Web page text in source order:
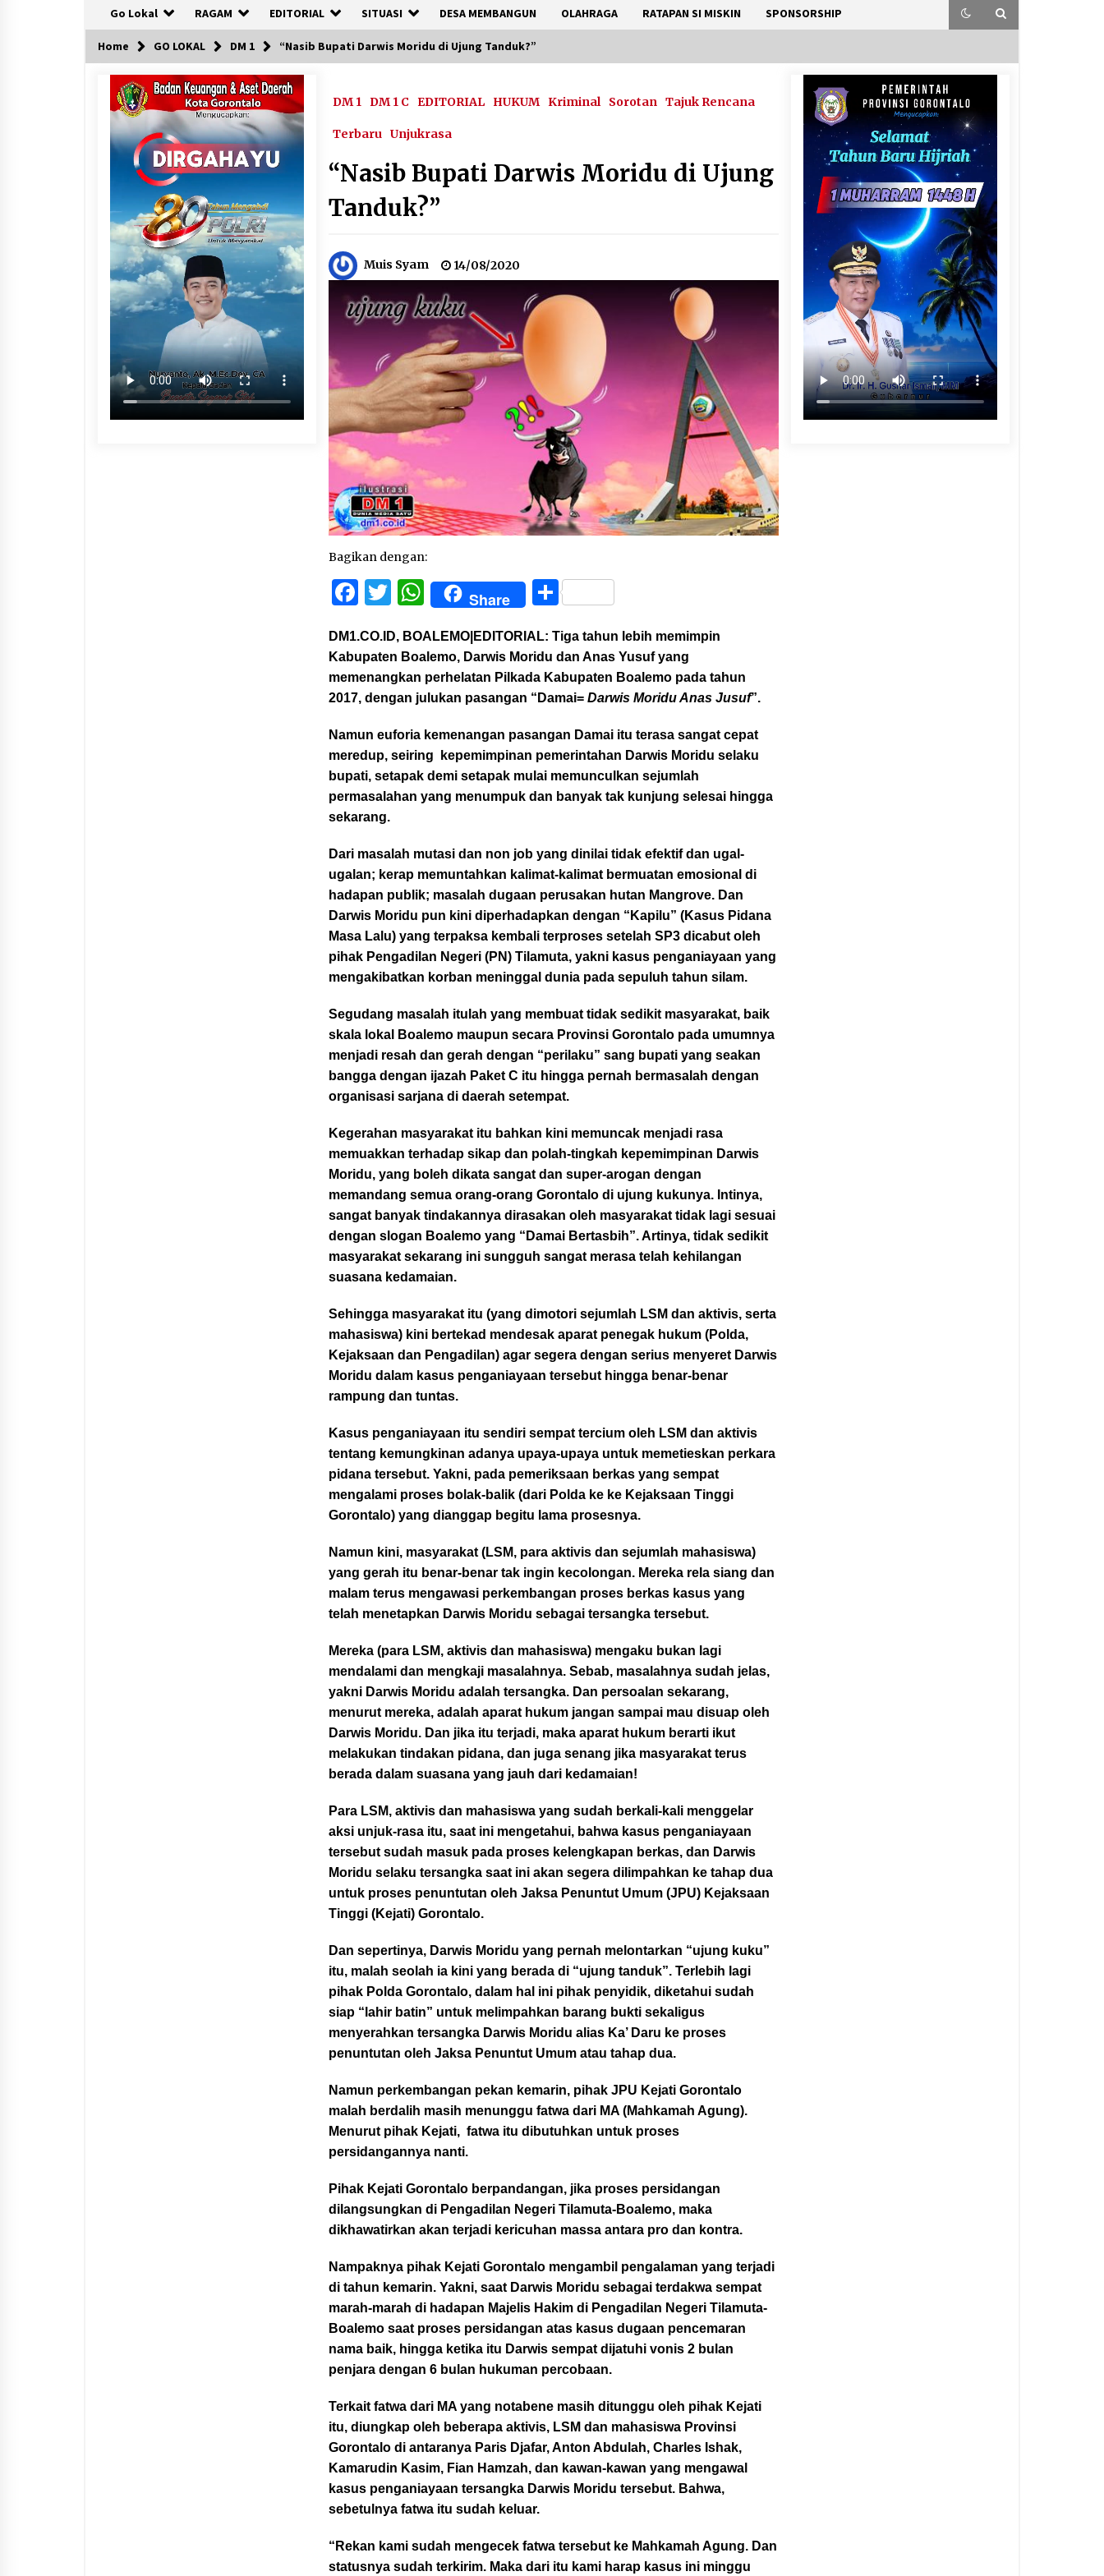
Go Lokal RAGAM EDITORIAL SITUASI DESA MEMBANGUN OLAHRAGA RATAPAN SI MISKIN SPONSORSHIP
Home GO LOKAL DM 1 “Nasib Bupati Darwis Moridu di Ujung Tanduk?”
DM 1 DM 1 C EDITORIAL HUKUM Kriminal Sorotan Tajuk Rencana
Terbaru Unjukrasa
“Nasib Bupati Darwis Moridu di Ujung
Tanduk?”
Muis Syam 14/08/2020
Bagikan dengan:
Facebook
Twitter
WhatsApp
Share Share
DM1.CO.ID, BOALEMO|EDITORIAL:Tiga tahun lebih memimpin
Kabupaten Boalemo, Darwis Moridu dan Anas Yusuf yang
memenangkan perhelatan Pilkada Kabupaten Boalemo pada tahun
2017, dengan julukan pasangan “Damai=Darwis Moridu Anas Jusuf”.
Namun euforia kemenangan pasangan Damai itu terasa sangat cepat
meredup, seiring kepemimpinan pemerintahan Darwis Moridu selaku
bupati, setapak demi setapak mulai memunculkan sejumlah
permasalahan yang menumpuk dan banyak tak kunjung selesai hingga
sekarang.
Dari masalah mutasi dan non job yang dinilai tidak efektif dan ugal-
ugalan; kerap memuntahkan kalimat-kalimat bermuatan emosional di
hadapan publik; masalah dugaan perusakan hutan Mangrove. Dan
Darwis Moridu pun kini diperhadapkan dengan “Kapilu” (Kasus Pidana
Masa Lalu) yang terpaksa kembali terproses setelah SP3 dicabut oleh
pihak Pengadilan Negeri (PN) Tilamuta, yakni kasus penganiayaan yang
mengakibatkan korban meninggal dunia pada sepuluh tahun silam.
Segudang masalah itulah yang membuat tidak sedikit masyarakat, baik
skala lokal Boalemo maupun secara Provinsi Gorontalo pada umumnya
menjadi resah dan gerah dengan “perilaku” sang bupati yang seakan
bangga dengan ijazah Paket C itu hingga pernah bermasalah dengan
organisasi sarjana di daerah setempat.
Kegerahan masyarakat itu bahkan kini memuncak menjadi rasa
memuakkan terhadap sikap dan polah-tingkah kepemimpinan Darwis
Moridu, yang boleh dikata sangat dan super-arogan dengan
memandang semua orang-orang Gorontalo di ujung kukunya. Intinya,
sangat banyak tindakannya dirasakan oleh masyarakat tidak lagi sesuai
dengan slogan Boalemo yang “Damai Bertasbih”. Artinya, tidak sedikit
masyarakat sekarang ini sungguh sangat merasa telah kehilangan
suasana kedamaian.
Sehingga masyarakat itu (yang dimotori sejumlah LSM dan aktivis, serta
mahasiswa) kini bertekad mendesak aparat penegak hukum (Polda,
Kejaksaan dan Pengadilan) agar segera dengan serius menyeret Darwis
Moridu dalam kasus penganiayaan tersebut hingga benar-benar
rampung dan tuntas.
Kasus penganiayaan itu sendiri sempat tercium oleh LSM dan aktivis
tentang kemungkinan adanya upaya-upaya untuk memetieskan perkara
pidana tersebut. Yakni, pada pemeriksaan berkas yang sempat
mengalami proses bolak-balik (dari Polda ke ke Kejaksaan Tinggi
Gorontalo) yang dianggap begitu lama prosesnya.
Namun kini, masyarakat (LSM, para aktivis dan sejumlah mahasiswa)
yang gerah itu benar-benar tak ingin kecolongan. Mereka rela siang dan
malam terus mengawasi perkembangan proses berkas kasus yang
telah menetapkan Darwis Moridu sebagai tersangka tersebut.
Mereka (para LSM, aktivis dan mahasiswa) mengaku bukan lagi
mendalami dan mengkaji masalahnya. Sebab, masalahnya sudah jelas,
yakni Darwis Moridu adalah tersangka. Dan persoalan sekarang,
menurut mereka, adalah aparat hukum jangan sampai mau disuap oleh
Darwis Moridu. Dan jika itu terjadi, maka aparat hukum berarti ikut
melakukan tindakan pidana, dan juga senang jika masyarakat terus
berada dalam suasana yang jauh dari kedamaian!
Para LSM, aktivis dan mahasiswa yang sudah berkali-kali menggelar
aksi unjuk-rasa itu, saat ini mengetahui, bahwa kasus penganiayaan
tersebut sudah masuk pada proses kelengkapan berkas, dan Darwis
Moridu selaku tersangka saat ini akan segera dilimpahkan ke tahap dua
untuk proses penuntutan oleh Jaksa Penuntut Umum (JPU) Kejaksaan
Tinggi (Kejati) Gorontalo.
Dan sepertinya, Darwis Moridu yang pernah melontarkan “ujung kuku”
itu, malah seolah ia kini yang berada di “ujung tanduk”. Terlebih lagi
pihak Polda Gorontalo, dalam hal ini pihak penyidik, diketahui sudah
siap “lahir batin” untuk melimpahkan barang bukti sekaligus
menyerahkan tersangka Darwis Moridu alias Ka’ Daru ke proses
penuntutan oleh Jaksa Penuntut Umum atau tahap dua.
Namun perkembangan pekan kemarin, pihak JPU Kejati Gorontalo
malah berdalih masih menunggu fatwa dari MA (Mahkamah Agung).
Menurut pihak Kejati, fatwa itu dibutuhkan untuk proses
persidangannya nanti.
Pihak Kejati Gorontalo berpandangan, jika proses persidangan
dilangsungkan di Pengadilan Negeri Tilamuta-Boalemo, maka
dikhawatirkan akan terjadi kericuhan massa antara pro dan kontra.
Nampaknya pihak Kejati Gorontalo mengambil pengalaman yang terjadi
di tahun kemarin. Yakni, saat Darwis Moridu sebagai terdakwa sempat
marah-marah di hadapan Majelis Hakim di Pengadilan Negeri Tilamuta-
Boalemo saat proses persidangan atas kasus dugaan pencemaran
nama baik, hingga ketika itu Darwis sempat dijatuhi vonis 2 bulan
penjara dengan 6 bulan hukuman percobaan.
Terkait fatwa dari MA yang notabene masih ditunggu oleh pihak Kejati
itu, diungkap oleh beberapa aktivis, LSM dan mahasiswa Provinsi
Gorontalo di antaranya Paris Djafar, Anton Abdulah, Charles Ishak,
Kamarudin Kasim, Fian Hamzah, dan kawan-kawan yang mengawal
kasus penganiayaan tersangka Darwis Moridu tersebut. Bahwa,
sebetulnya fatwa itu sudah keluar.
“Rekan kami sudah mengecek fatwa tersebut ke Mahkamah Agung. Dan
statusnya sudah terkirim. Maka dari itu kami harap kasus ini minggu